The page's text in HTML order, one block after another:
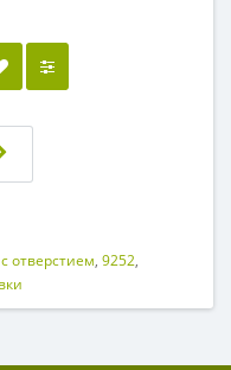
отверстием, 9252,